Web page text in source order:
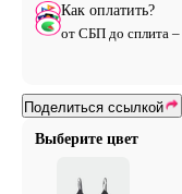
Выберите цвет
Как оплатить?
от СБП до сплита –
Поделиться ссылкой